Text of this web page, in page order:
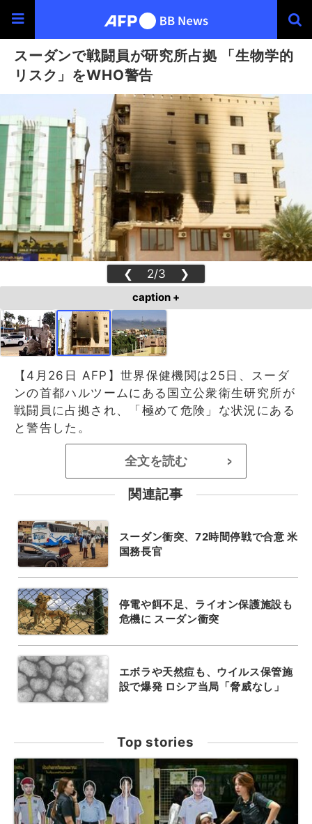
スーダンで戦闘員が研究所占拠 「生物学的
リスク」をWHO警告
❮ 2/3 ❯
caption +
【4月26日 AFP】世界保健機関は25日、スーダ
ンの首都ハルツームにある国立公衆衛生研究所が
戦闘員に占拠され、「極めて危険」な状況にある
と警告した。
全文を読む >
関連記事
スーダン衝突、72時間停戦で合意 米
国務長官
停電や餌不足、ライオン保護施設も
危機に スーダン衝突
エボラや天然痘も、ウイルス保管施
設で爆発 ロシア当局「脅威なし」
Top stories